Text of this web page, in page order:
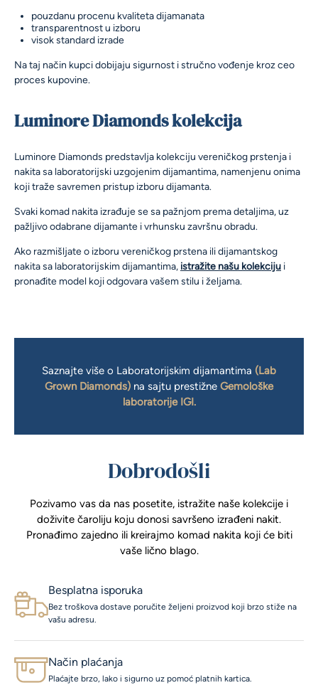
pouzdanu procenu kvaliteta dijamanata
transparentnost u izboru
visok standard izrade
Na taj način kupci dobijaju sigurnost i stručno vođenje kroz ceo
proces kupovine.
Luminore Diamonds kolekcija
Luminore Diamonds predstavlja kolekciju vereničkog prstenja i
nakita sa laboratorijski uzgojenim dijamantima, namenjenu onima
koji traže savremen pristup izboru dijamanta.
Svaki komad nakita izrađuje se sa pažnjom prema detaljima, uz
pažljivo odabrane dijamante i vrhunsku završnu obradu.
Ako razmišljate o izboru vereničkog prstena ili dijamantskog
nakita sa laboratorijskim dijamantima, istražite našu kolekciju i
pronađite model koji odgovara vašem stilu i željama.
Saznajte više o Laboratorijskim dijamantima (Lab
Grown Diamonds) na sajtu prestižne Gemološke
laboratorije IGI.
Dobrodošli
Pozivamo vas da nas posetite, istražite naše kolekcije i
doživite čaroliju koju donosi savršeno izrađeni nakit.
Pronađimo zajedno ili kreirajmo komad nakita koji će biti
vaše lično blago.
Besplatna isporuka
Bez troškova dostave poručite željeni proizvod koji brzo stiže na
vašu adresu.
Način plaćanja
Plaćajte brzo, lako i sigurno uz pomoć platnih kartica.